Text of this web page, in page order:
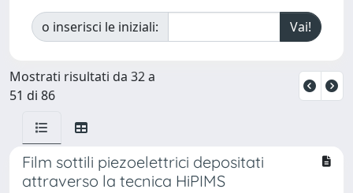
o inserisci le iniziali:
Mostrati risultati da 32 a
51 di 86
Film sottili piezoelettrici depositati
attraverso la tecnica HiPIMS